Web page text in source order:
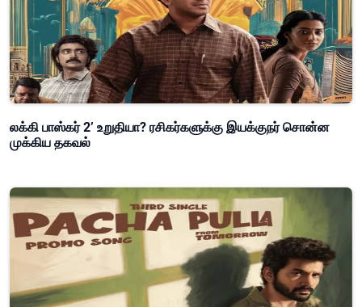
லக்கி பாஸ்கர் 2’ உறுதியா? ரசிகர்களுக்கு இயக்குநர் சொன்ன
முக்கிய தகவல்